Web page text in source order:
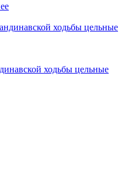
ходьбы цельные